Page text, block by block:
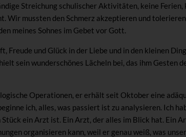
Streichung schulischer Aktivitäten, keine Ferien,
Wir mussten den Schmerz akzeptieren und
meines Sohnes im Gebet vor Gott.
Freude und Glück in der Liebe und in den kleinen
sein wunderschönes Lächeln bei, das ihm Gesten
Operationen, er erhält seit Oktober eine
ich, alles, was passiert ist zu analysieren. Ich
Stück ein Arzt ist. Ein Arzt, der alles im Blick hat. Ein
organisieren kann, weil er genau weiß, was